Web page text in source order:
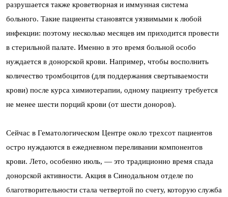
разрушается также кроветворная и иммунная система
больного. Такие пациенты становятся уязвимыми к любой
инфекции: поэтому несколько месяцев им приходится провести
в стерильной палате. Именно в это время больной особо
нуждается в донорской крови. Например, чтобы восполнить
количество тромбоцитов (для поддержания свертываемости
крови) после курса химиотерапии, одному пациенту требуется
не менее шести порций крови (от шести доноров).
Сейчас в Гематологическом Центре около трехсот пациентов
остро нуждаются в ежедневном переливании компонентов
крови. Лето, особенно июль, — это традиционно время спада
донорской активности. Акция в Синодальном отделе по
благотворительности стала четвертой по счету, которую служба